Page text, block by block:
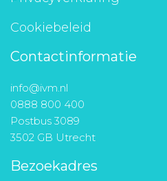
Cookiebeleid
Contactinformatie
info@ivm.nl
0888 800 400
Postbus 3089
3502 GB Utrecht
Bezoekadres